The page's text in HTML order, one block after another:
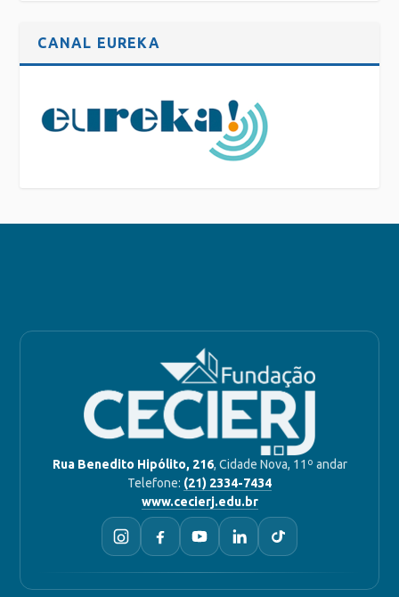
CANAL EUREKA
Rua Benedito Hipólito, 216, Cidade Nova, 11º andar
Telefone: (21) 2334-7434
www.cecierj.edu.br